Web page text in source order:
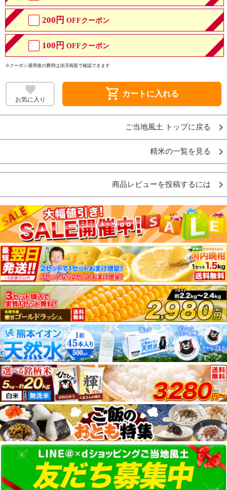
200円 OFFクーポン
100円 OFFクーポン
※クーポン適用後の費用は決済画面で確認できます
お気に入り shopping_cart カートに入れる
ご当地風土 トップに戻る
精米の一覧を見る
商品レビューを投稿するには